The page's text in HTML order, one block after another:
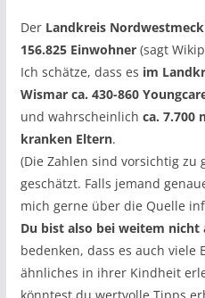
Der Landkreis
156.825 Einwohner(sagt
Ich schätze, dass es im
Wismar ca. 430-860
und wahrscheinlich ca. 7.700
kranken Eltern.
(Die Zahlen sind vorsichtig zu
geschätzt. Falls jemand
mich gerne über die Quelle
Du bist also bei weitem nicht
bedenken, dass es auch viele
ähnliches in ihrer Kindheit
könntest du wertvolle Tipps